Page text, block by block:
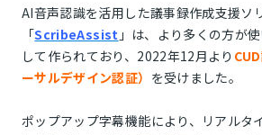
AI音声認識を活用した議事録作成支援ソ
「ScribeAssist 」は、より多くの方が
して作られており、2022年12月より
ーサルデザイン認証） を受けました。
ポップアップ字幕機能により、リアルタ